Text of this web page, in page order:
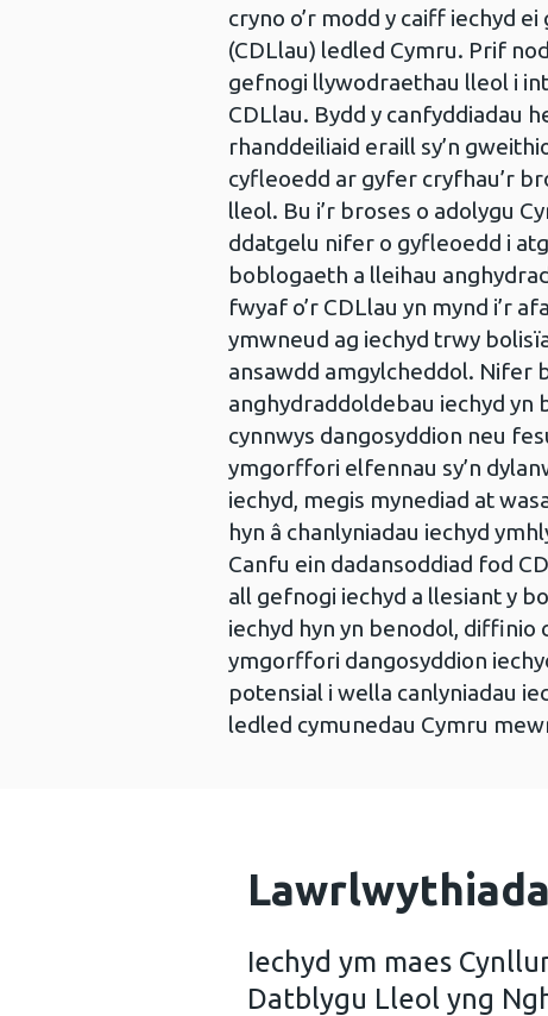
cryno o’r modd y caiff iechyd
(CDLlau) ledled Cymru. Prif
gefnogi llywodraethau lleol i
CDLlau. Bydd y canfyddiadau
rhanddeiliaid eraill sy’n
cyfleoedd ar gyfer cryfhau’r
lleol. Bu i’r broses o adolygu
ddatgelu nifer o gyfleoedd i
boblogaeth a lleihau
fwyaf o’r CDLlau yn mynd i’r
ymwneud ag iechyd trwy
ansawdd amgylcheddol. Nifer
anghydraddoldebau iechyd yn
cynnwys dangosyddion neu
ymgorffori elfennau sy’n
iechyd, megis mynediad at
hyn â chanlyniadau iechyd
Canfu ein dadansoddiad fod
all gefnogi iechyd a llesiant y
iechyd hyn yn benodol, diffinio
ymgorffori dangosyddion
potensial i wella canlyniadau
ledled cymunedau Cymru
Iechyd ym maes
Datblygu Lleol yng